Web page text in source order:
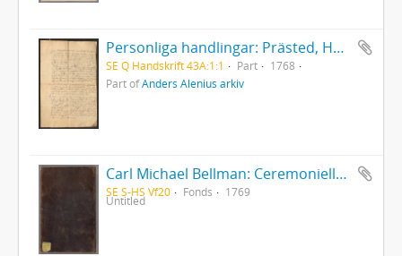
Personliga handlingar: Prästed, Härnösand 1768
SE Q Handskrift 43A:1:1 Part
1768
Part ofAnders Alenius arkiv
Carl Michael Bellman: Ceremonielle vid Parentation i Riddar-Capittlet af de Två Förgyllta Svinen, hållen öfver Bränvinsbrännaren och Ridd. Lundholm d.15 Okt.1769 af Ordensparentatorn... Janke Jensen
SE S-HS Vf20 Fonds 1769
Untitled